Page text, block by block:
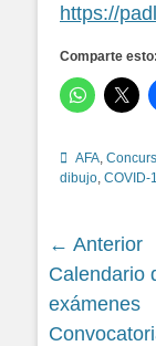
https://
Comparte esto:
Categorías
AFA
dibujo COVID-
de
entradas
← Anterior
Siguiente
entrada:
Calendario
exámenes